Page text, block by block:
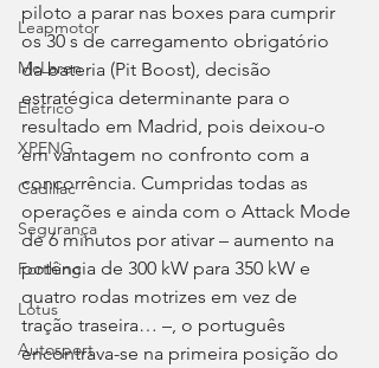
Leapmotor
McLaren
Elétrico
XPENG
Cadillac
Segurança
Forthing
Lotus
Autosport
piloto a parar nas boxes para cumprir
os 30 s de carregamento obrigatório
da bateria (Pit Boost), decisão
estratégica determinante para o
resultado em Madrid, pois deixou-o
em vantagem no confronto com a
concorrência. Cumpridas todas as
operações e ainda com o Attack Mode
de 6 minutos por ativar – aumento na
potência de 300 kW para 350 kW e
quatro rodas motrizes em vez de
tração traseira… –, o português
encontrava-se na primeira posição do